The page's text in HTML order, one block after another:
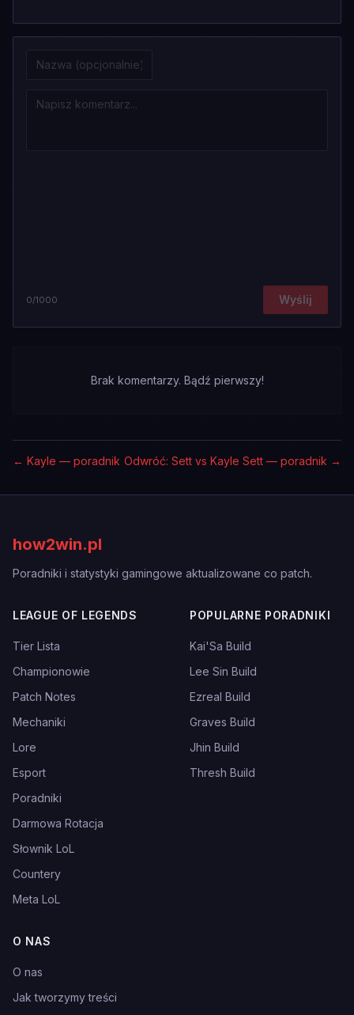
0/1000 Wyślij
Brak komentarzy. Bądź pierwszy!
← Kayle — poradnik Odwróć: Sett vs Kayle Sett — poradnik →
how2win.pl
Poradniki i statystyki gamingowe aktualizowane co patch.
LEAGUE OF LEGENDS
Tier Lista
Championowie
Patch Notes
Mechaniki
Lore
Esport
Poradniki
Darmowa Rotacja
Słownik LoL
Countery
Meta LoL
POPULARNE PORADNIKI
Kai'Sa Build
Lee Sin Build
Ezreal Build
Graves Build
Jhin Build
Thresh Build
O NAS
O nas
Jak tworzymy treści